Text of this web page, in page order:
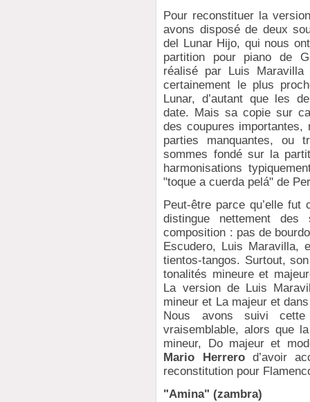
Pour reconstituer la
avons disposé de deux
del Lunar Hijo, qui nous
partition pour piano de
réalisé par Luis
certainement le plus
Lunar, d’autant que les
date. Mais sa copie sur
des coupures importantes,
parties manquantes, ou
sommes fondé sur la
harmonisations
"toque a cuerda pelá" de
Peut-être parce qu’elle
distingue nettement
composition : pas de
Escudero, Luis Maravilla,
tientos-tangos. Surtout,
tonalités mineure et
La version de Luis
mineur et La majeur et
Nous avons suivi
vraisemblable, alors que
mineur, Do majeur et
Mario Herrerod’avoir
reconstitution pour
"Amina" (zambra)